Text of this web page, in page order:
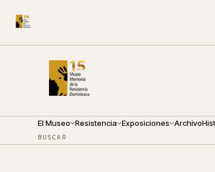
CALLE ARZOBISPO NOUEL 210●VIERNES ·
El Museo Resistencia Exposiciones Archivo
BUSCAR